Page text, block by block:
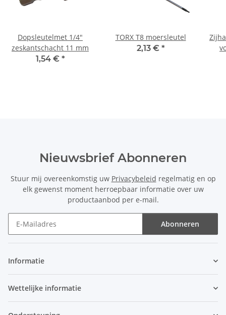
Dopsleutelmet 1/4"
zeskantschacht 11 mm
1,54 € *
TORX T8 moersleutel
2,13 € *
Nieuwsbrief Abonneren
Stuur mij overeenkomstig uw Privacybeleid regelmatig en op
elk gewenst moment herroepbaar informatie over uw
productaanbod per e-mail.
Abonneren
Informatie
Wettelijke informatie